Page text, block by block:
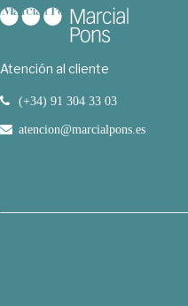
Atención al cliente
(+34) 91 304 33 03
atencion@marcialpons.es